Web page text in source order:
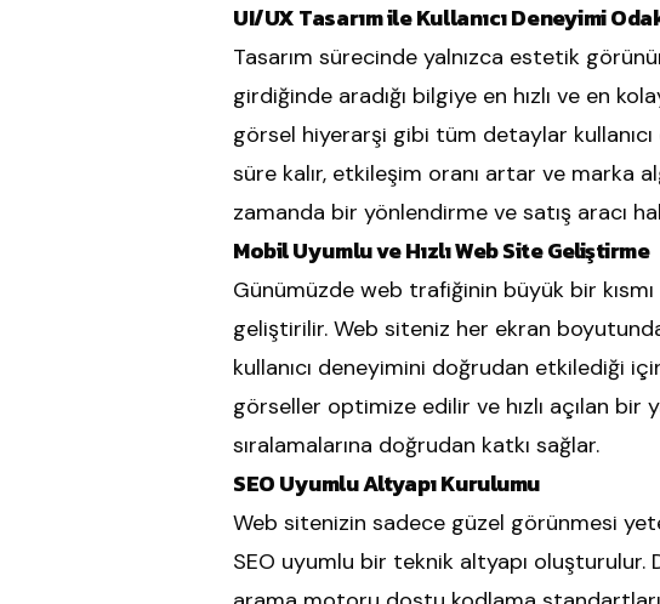
UI/UX Tasarım ile Kullanıcı Deneyimi
Tasarım sürecinde yalnızca estetik
girdiğinde aradığı bilgiye en hızlı ve en
görsel hiyerarşi gibi tüm detaylar
süre kalır, etkileşim oranı artar ve marka
zamanda bir yönlendirme ve satış aracı
Mobil Uyumlu ve Hızlı Web Site Geliştirme
Günümüzde web trafiğinin büyük bir
geliştirilir. Web siteniz her ekran
kullanıcı deneyimini doğrudan etkilediği
görseller optimize edilir ve hızlı açılan bir
sıralamalarına doğrudan katkı sağlar.
SEO Uyumlu Altyapı Kurulumu
Web sitenizin sadece güzel görünmesi
SEO uyumlu bir teknik altyapı oluşturulur.